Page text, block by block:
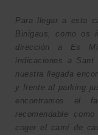
Para llegar a esta
Binigaus, como os
dirección a Es
indicaciones a
nuestra llegada
y frente al parking
encontramos el
recomendable
coger el camí de